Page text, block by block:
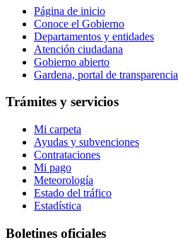
Página de inicio
Conoce el Gobierno
Departamentos y entidades
Atención ciudadana
Gobierno abierto
Gardena, portal de transparencia
Trámites y servicios
Mi carpeta
Ayudas y subvenciones
Contrataciones
Mi pago
Meteorología
Estado del tráfico
Estadística
Boletines oficiales